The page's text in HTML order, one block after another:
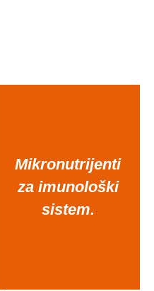
Mikronutrijenti
za imunološki
sistem.